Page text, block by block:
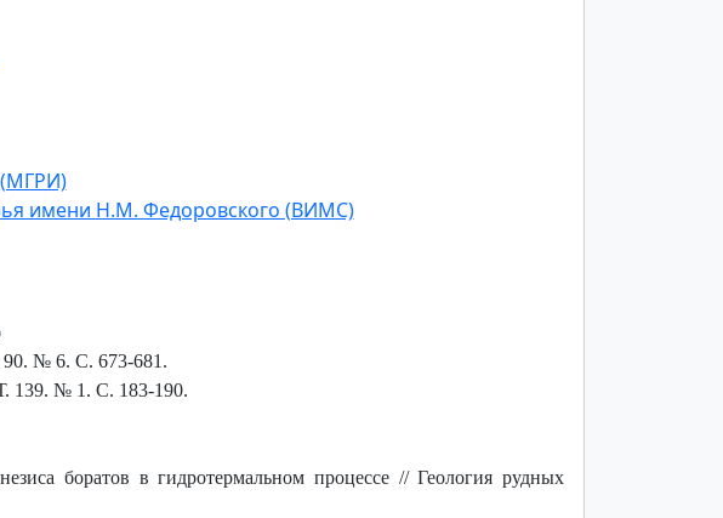
(МГРИ)
имени Н.М. Федоровского (ВИМС)
№ 6. С. 673-681.
139. № 1. С. 183-190.
боратов в гидротермальном процессе // Геология рудных